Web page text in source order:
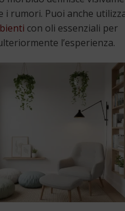
i rumori. Puoi anche
con oli essenziali per
l’esperienza.